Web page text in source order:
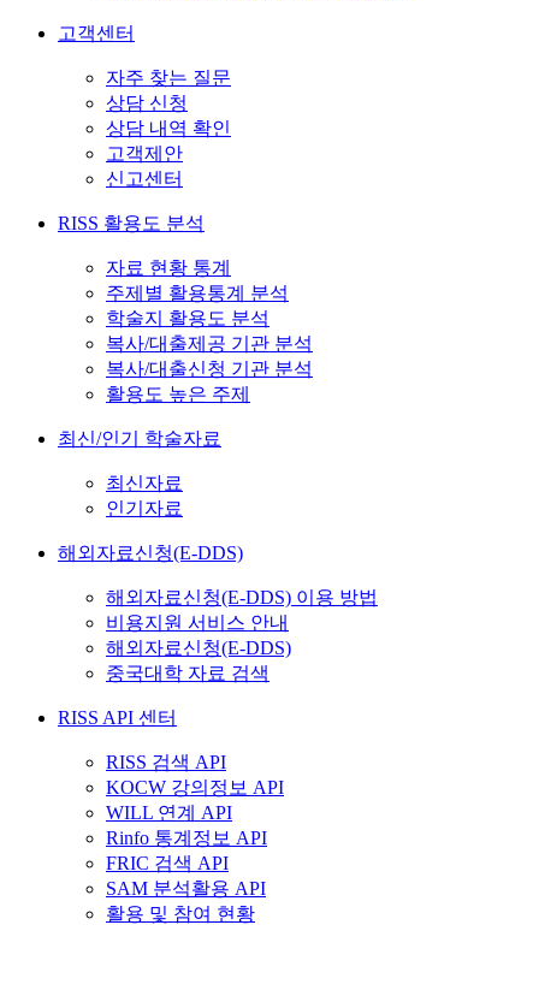
고객센터
자주 찾는 질문
상담 신청
상담 내역 확인
고객제안
신고센터
RISS 활용도 분석
자료 현황 통계
주제별 활용통계 분석
학술지 활용도 분석
복사/대출제공 기관 분석
복사/대출신청 기관 분석
활용도 높은 주제
최신/인기 학술자료
최신자료
인기자료
해외자료신청(E-DDS)
해외자료신청(E-DDS) 이용 방법
비용지원 서비스 안내
해외자료신청(E-DDS)
중국대학 자료 검색
RISS API 센터
RISS 검색 API
KOCW 강의정보 API
WILL 연계 API
Rinfo 통계정보 API
FRIC 검색 API
SAM 분석활용 API
활용 및 참여 현황